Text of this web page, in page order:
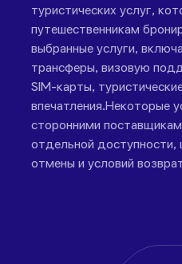
туристических услуг,
путешественникам
выбранные услуги,
трансферы, визовую
SIM-карты,
впечатления.Некоторые
сторонними
отдельной доступности,
отмены и условий